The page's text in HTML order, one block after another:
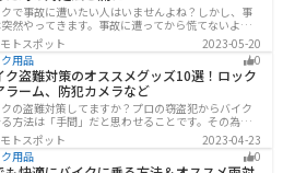
で事故に遭いたい人はいませんよね？しかし、事
然やってきます。事故に遭ってから慌てないよう
法を知っておきましょう。自分が加害者になった
害者になった時、それぞれどんな対応をすれば良
まとめました。
モトスポット
2023-05-20
用品
0
ク盗難対策のオススメグッズ10選！ロック
ラーム、防犯カメラなど
の盗難対策してますか？プロの窃盗犯からバイク
方法は「手間」だと思わせることです。その為に
ェーンロック 」「ディスクロック」などしっかり
をしておきましょう。この記事では、すぐできる
の盗難対策オススメグッズを紹介します。
モトスポット
2023-04-23
用品
0